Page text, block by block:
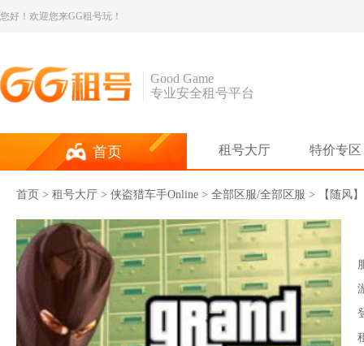
您好！欢迎您来GG租号玩！
Good Game
专业安全租号平台
首页 租号大厅 特价专区
首页 > 租号大厅 > 侠盗猎车手Online > 全部区服/全部区服 > 【随风